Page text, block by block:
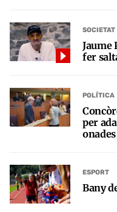
SOCIETAT
Jaume
fer
POLÍTICA
per
ESPORT
Bany